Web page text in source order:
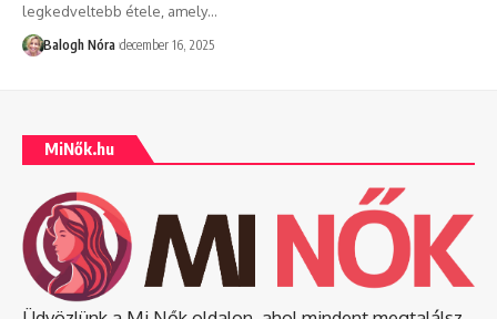
legkedveltebb étele, amely…
Balogh Nóra december 16, 2025
MiNők.hu